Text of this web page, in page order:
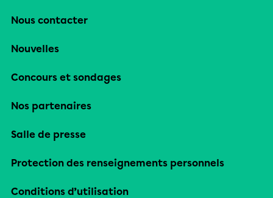
Nous contacter
Nouvelles
Concours et sondages
Nos partenaires
Salle de presse
Protection des renseignements personnels
Conditions d’utilisation